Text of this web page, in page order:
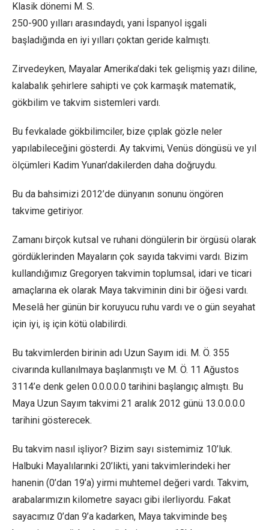
Klasik dönemi M. S.
250-900 yılları arasındaydı, yani İspanyol işgali
başladığında en iyi yılları çoktan geride kalmıştı.
Zirvedeyken, Mayalar Amerika’daki tek gelişmiş yazı diline,
kalabalık şehirlere sahipti ve çok karmaşık matematik,
gökbilim ve takvim sistemleri vardı.
Bu fevkalade gökbilimciler, bize çıplak gözle neler
yapılabileceğini gösterdi. Ay takvimi, Venüs döngüsü ve yıl
ölçümleri Kadim Yunan’dakilerden daha doğruydu.
Bu da bahsimizi 2012’de dünyanın sonunu öngören
takvime getiriyor.
Zamanı birçok kutsal ve ruhani döngülerin bir örgüsü olarak
gördüklerinden Mayaların çok sayıda takvimi vardı. Bizim
kullandığımız Gregoryen takvimin toplumsal, idari ve ticari
amaçlarına ek olarak Maya takviminin dini bir öğesi vardı.
Meselâ her günün bir koruyucu ruhu vardı ve o gün seyahat
için iyi, iş için kötü olabilirdi.
Bu takvimlerden birinin adı Uzun Sayım idi. M. Ö. 355
civarında kullanılmaya başlanmıştı ve M. Ö. 11 Ağustos
3114’e denk gelen 0.0.0.0.0 tarihini başlangıç almıştı. Bu
Maya Uzun Sayım takvimi 21 aralık 2012 günü 13.0.0.0.0
tarihini gösterecek.
Bu takvim nasıl işliyor? Bizim sayı sistemimiz 10’luk.
Halbuki Mayalılarınki 20’likti, yani takvimlerindeki her
hanenin (0’dan 19’a) yirmi muhtemel değeri vardı. Takvim,
arabalarımızın kilometre sayacı gibi ilerliyordu. Fakat
sayacımız 0’dan 9’a kadarken, Maya takviminde beş